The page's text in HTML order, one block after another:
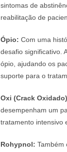
sintomas de
reabilitação de
Ópio: Com uma
desafio significativo.
ópio, ajudando os
suporte para o
Oxi (Crack
desempenham um
tratamento intensivo
Rohypnol: Também